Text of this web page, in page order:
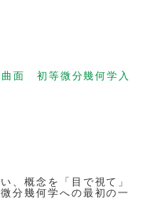
曲面 初等微分幾何学入
、概念を「目で視て」
分幾何学への最初の一